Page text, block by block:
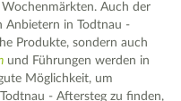
Auch der
Anbietern in Todtnau -
Produkte, sondern auch
und Führungen werden in
Möglichkeit, um
- Aftersteg zu finden,